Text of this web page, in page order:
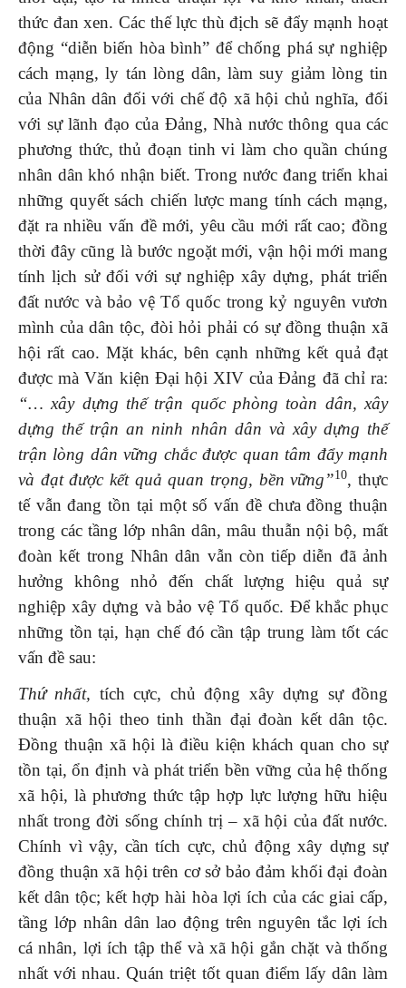
thức đan xen. Các thế lực thù địch sẽ đẩy mạnh hoạt
động “diễn biến hòa bình” để chống phá sự nghiệp
cách mạng, ly tán lòng dân, làm suy giảm lòng tin
của Nhân dân đối với chế độ xã hội chủ nghĩa, đối
với sự lãnh đạo của Đảng, Nhà nước thông qua các
phương thức, thủ đoạn tinh vi làm cho quần chúng
nhân dân khó nhận biết. Trong nước đang triển khai
những quyết sách chiến lược mang tính cách mạng,
đặt ra nhiều vấn đề mới, yêu cầu mới rất cao; đồng
thời đây cũng là bước ngoặt mới, vận hội mới mang
tính lịch sử đối với sự nghiệp xây dựng, phát triển
đất nước và bảo vệ Tổ quốc trong kỷ nguyên vươn
mình của dân tộc, đòi hỏi phải có sự đồng thuận xã
hội rất cao. Mặt khác, bên cạnh những kết quả đạt
được mà Văn kiện Đại hội XIV của Đảng đã chỉ ra:
“… xây dựng thế trận quốc phòng toàn dân, xây
dựng thế trận an ninh nhân dân và xây dựng thế
trận lòng dân vững chắc được quan tâm đẩy mạnh
và đạt được kết quả quan trọng, bền vững”10, thực
tế vẫn đang tồn tại một số vấn đề chưa đồng thuận
trong các tầng lớp nhân dân, mâu thuẫn nội bộ, mất
đoàn kết trong Nhân dân vẫn còn tiếp diễn đã ảnh
hưởng không nhỏ đến chất lượng hiệu quả sự
nghiệp xây dựng và bảo vệ Tổ quốc. Để khắc phục
những tồn tại, hạn chế đó cần tập trung làm tốt các
vấn đề sau:
Thứ nhất, tích cực, chủ động xây dựng sự đồng
thuận xã hội theo tinh thần đại đoàn kết dân tộc.
Đồng thuận xã hội là điều kiện khách quan cho sự
tồn tại, ổn định và phát triển bền vững của hệ thống
xã hội, là phương thức tập hợp lực lượng hữu hiệu
nhất trong đời sống chính trị – xã hội của đất nước.
Chính vì vậy, cần tích cực, chủ động xây dựng sự
đồng thuận xã hội trên cơ sở bảo đảm khối đại đoàn
kết dân tộc; kết hợp hài hòa lợi ích của các giai cấp,
tầng lớp nhân dân lao động trên nguyên tắc lợi ích
cá nhân, lợi ích tập thể và xã hội gắn chặt và thống
nhất với nhau. Quán triệt tốt quan điểm lấy dân làm